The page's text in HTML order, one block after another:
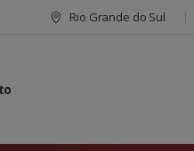
Rio Grande do Sul